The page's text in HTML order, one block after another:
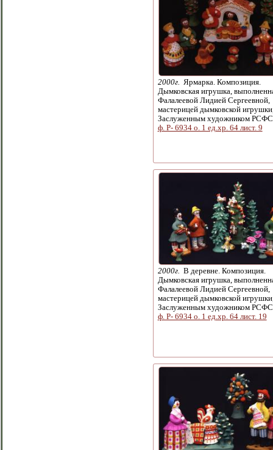
2000г. Ярмарка. Композиция.
Дымковская игрушка,
Фалалеевой Лидией Сергеевной,
мастерицей дымковской
Заслуженным художником
ф. Р- 6934 о. 1 ед.хр. 64 лист. 9
2000г.
В деревне. Композиция.
Дымковская игрушка,
Фалалеевой Лидией Сергеевной,
мастерицей дымковской
Заслуженным художником
ф. Р- 6934 о. 1 ед.хр. 64 лист. 19